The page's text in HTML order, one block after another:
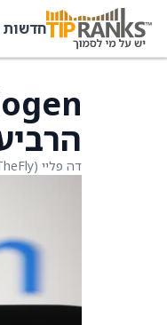
חדשות
הרביעי של 1.99 דולר,
דה פליי (TheFly)